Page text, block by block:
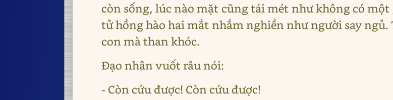
còn sống, lúc nào mặt cũng tái mét như không có
tử hồng hào hai mắt nhắm nghiền như người say
con mà than khóc.
Đạo nhân vuốt râu nói:
- Còn cứu được! Còn cứu được!